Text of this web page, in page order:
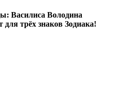
Василиса Володина
для трёх знаков Зодиака!